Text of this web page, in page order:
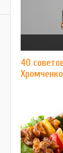
40
Хромченко